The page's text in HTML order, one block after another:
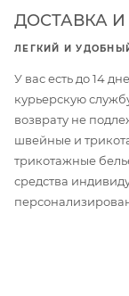
ДОСТАВКА И
ЛЕГКИЙ И
У вас есть до 14
курьерскую
возврату не
швейные и
трикотажные
средства